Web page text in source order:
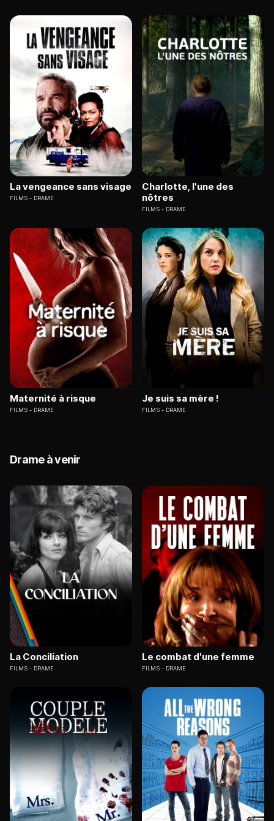
La vengeance sans visage
FILMS DRAME
Charlotte, l'une des
nôtres
FILMS DRAME
Maternité à risque
FILMS DRAME
Je suis sa mère !
FILMS DRAME
Drame à venir
La Conciliation
FILMS DRAME
Le combat d'une femme
FILMS DRAME